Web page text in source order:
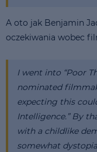
A oto jak Benjamin
oczekiwania wobec
I went into “Poor
nominated
expecting this
Intelligence.” By
with a childlike
somewhat